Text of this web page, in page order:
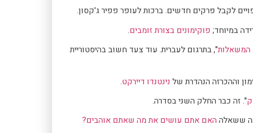
לקבל פרקים חדשים. ברכות ל‫עופר פפיר ג'קסון‬.
פוקימונים בצורת זומבים.
המשאלות", בתרגום לעברית. עוד צעד חשוב בהיסטוריית
וההכרזה הנהדרת של נינטנדו דיירקט.
". זה כבר החלק השני בסדרה.
ששאלההאם אתם עושים את מה שאתם אוהבים?